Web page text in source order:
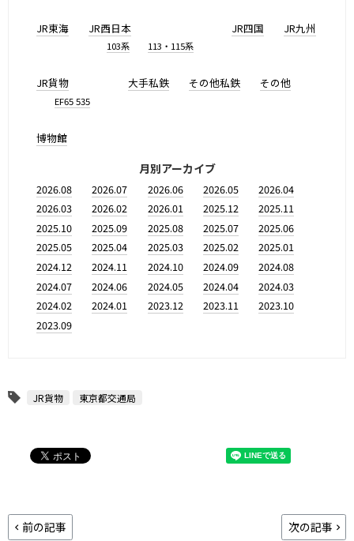
JR東海 JR西日本
103系 113・115系
JR四国 JR九州
JR貨物
EF65 535
大手私鉄 その他私鉄 その他
博物館
月別アーカイブ
2026.08 2026.07 2026.06 2026.05
2026.04
2026.03
2026.02 2026.01 2025.12
2025.11
2025.10
2025.09 2025.08 2025.07
2025.06
2025.05
2025.04 2025.03 2025.02
2025.01
2024.12
2024.11 2024.10 2024.09
2024.08
2024.07
2024.06 2024.05 2024.04
2024.03
2024.02
2024.01 2023.12 2023.11
2023.10
2023.09
JR貨物 東京都交通局
前の記事 次の記事